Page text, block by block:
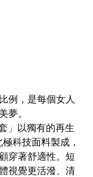
例，是每個女人
夢。
」以獨有的再生
科技面料製成，
穿著舒適性。短
視覺更活潑、清